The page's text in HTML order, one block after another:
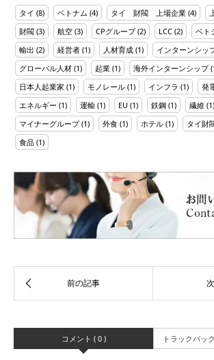
タイ (8) ベトナム (4) タイ 財閥 上場企業 (4)
財閥 (3) 航空 (3) CPグループ(2) LCC (2) ベト
輸出 (2) 経営者 (1) 人材育成 (1) インターンシッ
グローバル人材 (1) 起業 (1) 海外インターンシップ
日本人起業家 (1) モノレール (1) インフラ (1) 発
エネルギー (1) 運輸 (1) EU (1) 鉄鋼 (1) 繊維 (1)
マイナーグループ(1) 外食 (1) ホテル (1) タイ財
食品 (1)
コメント ( 0 ) トラックバッ